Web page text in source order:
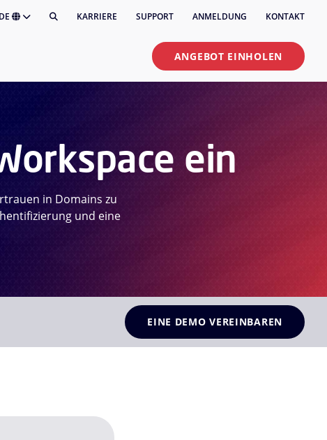
DE KARRIERE SUPPORT ANMELDUNG KONTAKT
ANGEBOT EINHOLEN
ein
in Domains zu
und eine
EINE DEMO VEREINBAREN